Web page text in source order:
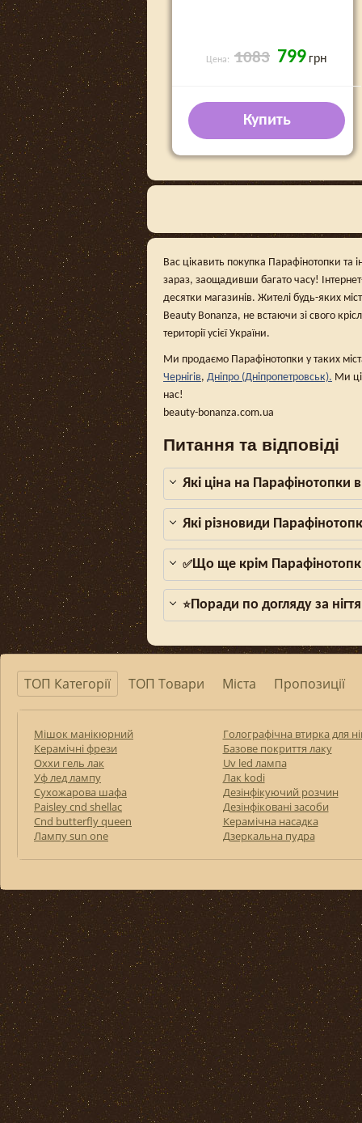
Цена: 1083 799 грн
Купить
Вас цікавить покупка Парафінотопки та
зараз, заощадивши багато часу!
десятки магазинів. Жителі будь-яких
Beauty Bonanza, не встаючи зі свого
території усієї України.
Ми продаємо Парафінотопки у таких
Чернігів, Дніпро (Дніпропетровськ). Ми
нас!
beauty-bonanza.com.ua
Питання та відповіді
Які ціна на Парафінотопки
Які різновиди
✅Що ще крім
⭐Поради по догляду за
ТОП Категорії ТОП Товари Міста Пропозиції
Мішок манікюрний
Керамічні фрези
Оххи гель лак
Уф лед лампу
Сухожарова шафа
Paisley cnd shellac
Cnd butterfly queen
Лампу sun one
Голографічна втирка для
Базове покриття лаку
Uv led лампа
Лак kodi
Дезінфікуючий розчин
Дезінфіковані засоби
Керамічна насадка
Дзеркальна пудра